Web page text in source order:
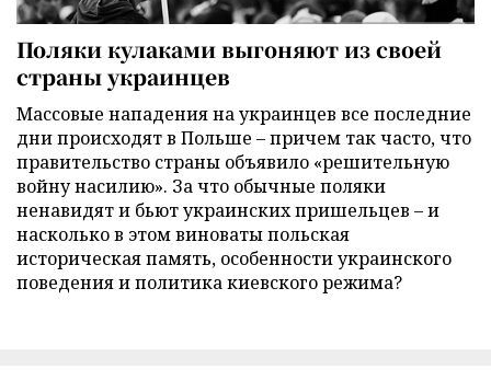
Поляки кулаками выгоняют из своей
страны украинцев
Массовые нападения на украинцев все последние
дни происходят в Польше – причем так часто, что
правительство страны объявило «решительную
войну насилию». За что обычные поляки
ненавидят и бьют украинских пришельцев – и
насколько в этом виноваты польская
историческая память, особенности украинского
поведения и политика киевского режима?